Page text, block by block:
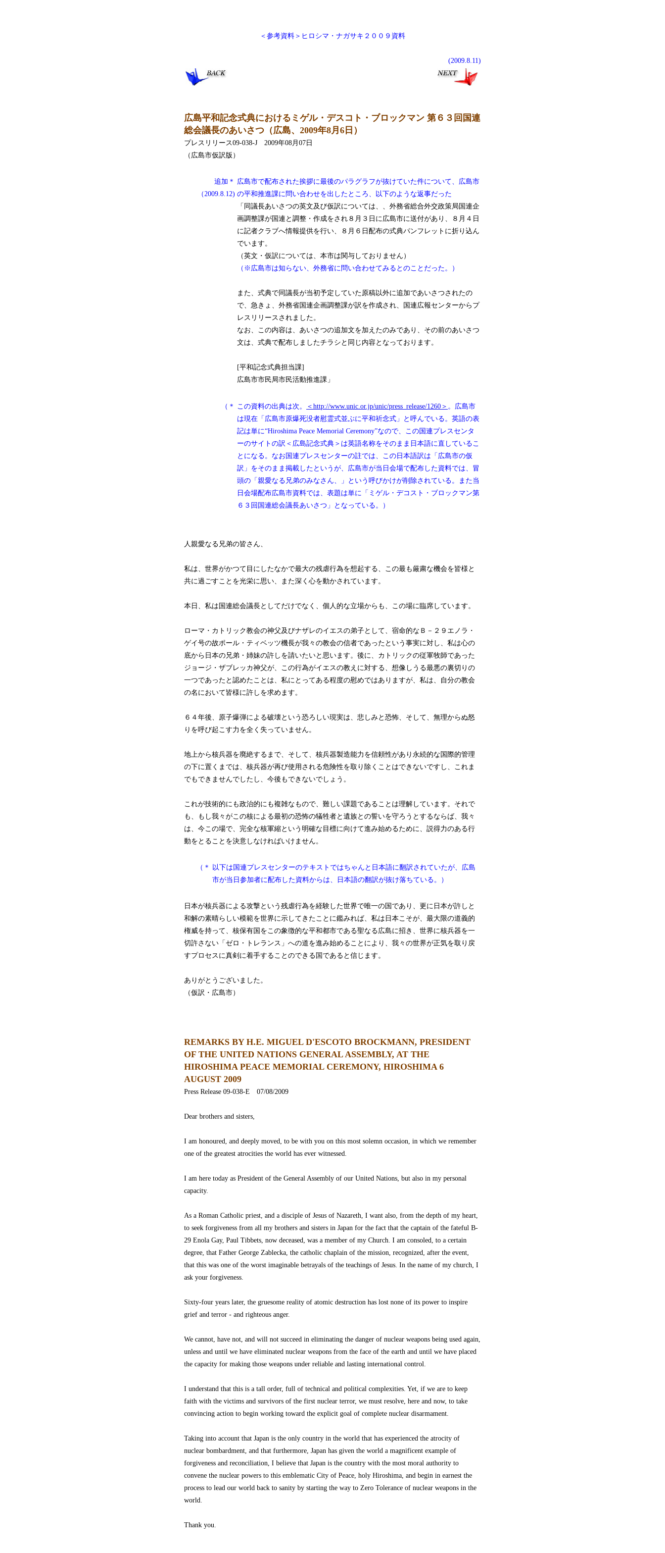
＜参考資料＞ヒロシマ・ナガサキ２００９資料
(2009.8.11)
広島平和記念式典におけるミゲル・デスコト・ブロックマン 第６３回国連
総会議長のあいさつ（広島、2009年8月6日）
プレスリリース09-038-J 2009年08月07日
（広島市仮訳版）
追加＊
（2009.8.12)
広島市で配布された挨拶に最後のパラグラフが抜けていた件について、広島市
の平和推進課に問い合わせを出したところ、以下のような返事だった
「同議長あいさつの英文及び仮訳については、、外務省総合外交政策局国連企
画調整課が国連と調整・作成をされ８月３日に広島市に送付があり、８月４日
に記者クラブへ情報提供を行い、８月６日配布の式典パンフレットに折り込ん
でいます。
（英文・仮訳については、本市は関与しておりません）
（※広島市は知らない、外務省に問い合わせてみるとのことだった。）
また、式典で同議長が当初予定していた原稿以外に追加であいさつされたの
で、急きょ、外務省国連企画調整課が訳を作成され、国連広報センターからプ
レスリリースされました。
なお、この内容は、あいさつの追加文を加えたのみであり、その前のあいさつ
文は、式典で配布しましたチラシと同じ内容となっております。
[平和記念式典担当課]
広島市市民局市民活動推進課」
（＊ この資料の出典は次。 ＜http://www.unic.or.jp/unic/press_release/1260＞ 。広島市
は現在「広島市原爆死没者慰霊式並ぶに平和祈念式」と呼んでいる。英語の表
記は単に“Hiroshima Peace Memorial Ceremony”なので、この国連プレスセンタ
ーのサイトの訳＜広島記念式典＞は英語名称をそのまま日本語に直しているこ
とになる。なお国連プレスセンターの註では、この日本語訳は「広島市の仮
訳」をそのまま掲載したというが、広島市が当日会場で配布した資料では、冒
頭の「親愛なる兄弟のみなさん、」という呼びかけが削除されている。また当
日会場配布広島市資料では、表題は単に「ミゲル・デコスト・ブロックマン第
６３回国連総会議長あいさつ」となっている。）
人親愛なる兄弟の皆さん、
私は、世界がかつて目にしたなかで最大の残虐行為を想起する、この最も厳粛な機会を皆様と
共に過ごすことを光栄に思い、また深く心を動かされています。
本日、私は国連総会議長としてだけでなく、個人的な立場からも、この場に臨席しています。
ローマ・カトリック教会の神父及びナザレのイエスの弟子として、宿命的なＢ－２９エノラ・
ゲイ号の故ポール・ティベッツ機長が我々の教会の信者であったという事実に対し、私は心の
底から日本の兄弟・姉妹の許しを請いたいと思います。後に、カトリックの従軍牧師であった
ジョージ・ザブレッカ神父が、この行為がイエスの教えに対する、想像しうる最悪の裏切りの
一つであったと認めたことは、私にとってある程度の慰めではありますが、私は、自分の教会
の名において皆様に許しを求めます。
６４年後、原子爆弾による破壊という恐ろしい現実は、悲しみと恐怖、そして、無理からぬ怒
りを呼び起こす力を全く失っていません。
地上から核兵器を廃絶するまで、そして、核兵器製造能力を信頼性があり永続的な国際的管理
の下に置くまでは、核兵器が再び使用される危険性を取り除くことはできないですし、これま
でもできませんでしたし、今後もできないでしょう。
これが技術的にも政治的にも複雑なもので、難しい課題であることは理解しています。それで
も、もし我々がこの核による最初の恐怖の犠牲者と遺族との誓いを守ろうとするならば、我々
は、今この場で、完全な核軍縮という明確な目標に向けて進み始めるために、説得力のある行
動をとることを決意しなければいけません。
（＊ 以下は国連プレスセンターのテキストではちゃんと日本語に翻訳されていたが、広島
市が当日参加者に配布した資料からは、日本語の翻訳が抜け落ちている。）
日本が核兵器による攻撃という残虐行為を経験した世界で唯一の国であり、更に日本が許しと
和解の素晴らしい模範を世界に示してきたことに鑑みれば、私は日本こそが、最大限の道義的
権威を持って、核保有国をこの象徴的な平和都市である聖なる広島に招き、世界に核兵器を一
切許さない「ゼロ・トレランス」への道を進み始めることにより、我々の世界が正気を取り戻
すプロセスに真剣に着手することのできる国であると信じます。
ありがとうございました。
（仮訳・広島市）
REMARKS BY H.E. MIGUEL D'ESCOTO BROCKMANN, PRESIDENT
OF THE UNITED NATIONS GENERAL ASSEMBLY, AT THE
HIROSHIMA PEACE MEMORIAL CEREMONY, HIROSHIMA 6
AUGUST 2009
Press Release 09-038-E 07/08/2009
Dear brothers and sisters,
I am honoured, and deeply moved, to be with you on this most solemn occasion, in which we remember
one of the greatest atrocities the world has ever witnessed.
I am here today as President of the General Assembly of our United Nations, but also in my personal
capacity.
As a Roman Catholic priest, and a disciple of Jesus of Nazareth, I want also, from the depth of my heart,
to seek forgiveness from all my brothers and sisters in Japan for the fact that the captain of the fateful B-
29 Enola Gay, Paul Tibbets, now deceased, was a member of my Church. I am consoled, to a certain
degree, that Father George Zablecka, the catholic chaplain of the mission, recognized, after the event,
that this was one of the worst imaginable betrayals of the teachings of Jesus. In the name of my church, I
ask your forgiveness.
Sixty-four years later, the gruesome reality of atomic destruction has lost none of its power to inspire
grief and terror - and righteous anger.
We cannot, have not, and will not succeed in eliminating the danger of nuclear weapons being used again,
unless and until we have eliminated nuclear weapons from the face of the earth and until we have placed
the capacity for making those weapons under reliable and lasting international control.
I understand that this is a tall order, full of technical and political complexities. Yet, if we are to keep
faith with the victims and survivors of the first nuclear terror, we must resolve, here and now, to take
convincing action to begin working toward the explicit goal of complete nuclear disarmament.
Taking into account that Japan is the only country in the world that has experienced the atrocity of
nuclear bombardment, and that furthermore, Japan has given the world a magnificent example of
forgiveness and reconciliation, I believe that Japan is the country with the most moral authority to
convene the nuclear powers to this emblematic City of Peace, holy Hiroshima, and begin in earnest the
process to lead our world back to sanity by starting the way to Zero Tolerance of nuclear weapons in the
world.
Thank you.